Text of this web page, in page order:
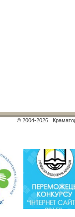
© 2004-2026